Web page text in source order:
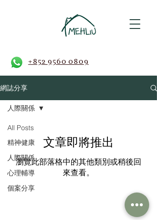
+852 9560 0809
網誌分享
All Posts
精神健康
人際關係
心理輔導
個案分享
人際關係
文章即將推出
瀏覽此部落格中的其他類別或稍後回
來查看。